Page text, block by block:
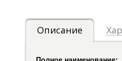
Описание
Полное наименование: